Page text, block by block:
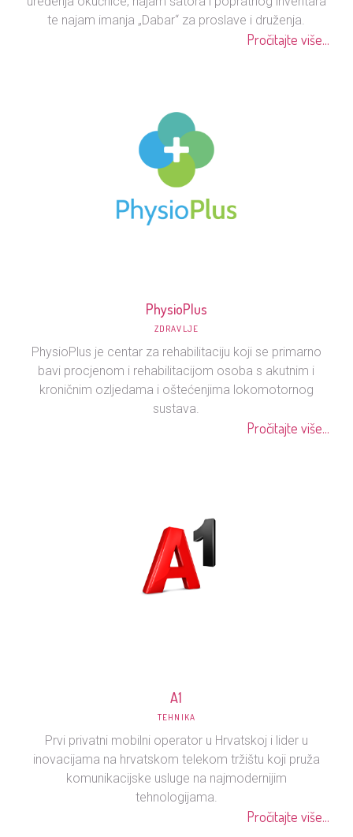
te najam imanja „Dabar“ za proslave i druženja.
Pročitajte više...
PhysioPlus
ZDRAVLJE
PhysioPlus je centar za rehabilitaciju koji se primarno
bavi procjenom i rehabilitacijom osoba s akutnim i
kroničnim ozljedama i oštećenjima lokomotornog
sustava.
Pročitajte više...
A1
TEHNIKA
Prvi privatni mobilni operator u Hrvatskoj i lider u
inovacijama na hrvatskom telekom tržištu koji pruža
komunikacijske usluge na najmodernijim
tehnologijama.
Pročitajte više...